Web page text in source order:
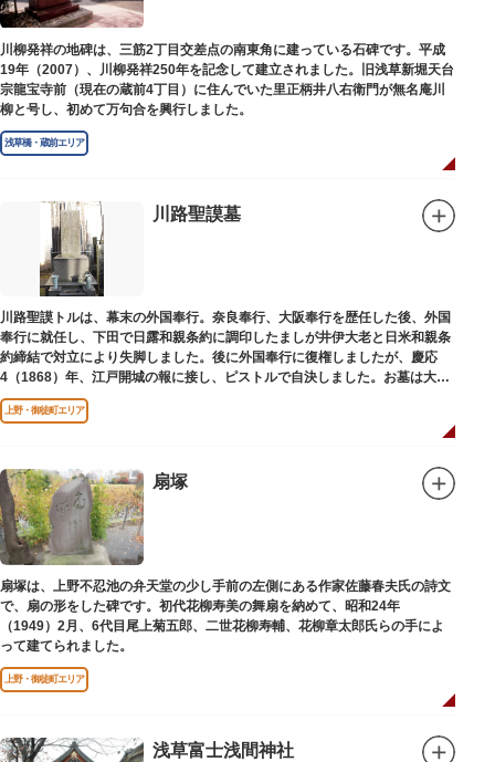
川柳発祥の地碑は、三筋2丁目交差点の南東角に建っている石碑です。平成
19年（2007）、川柳発祥250年を記念して建立されました。旧浅草新堀天台
宗龍宝寺前（現在の蔵前4丁目）に住んでいた里正柄井八右衛門が無名庵川
柳と号し、初めて万句合を興行しました。
浅草橋・蔵前エリア
川路聖謨墓
川路聖謨トルは、幕末の外国奉行。奈良奉行、大阪奉行を歴任した後、外国
奉行に就任し、下田で日露和親条約に調印したましが井伊大老と日米和親条
約締結で対立により失脚しました。後に外国奉行に復権しましたが、慶応
4（1868）年、江戸開城の報に接し、ピストルで自決しました。お墓は大正
寺（たいしょうじ）にあります。
上野・御徒町エリア
扇塚
扇塚は、上野不忍池の弁天堂の少し手前の左側にある作家佐藤春夫氏の詩文
で、扇の形をした碑です。初代花柳寿美の舞扇を納めて、昭和24年
（1949）2月、6代目尾上菊五郎、二世花柳寿輔、花柳章太郎氏らの手によ
って建てられました。
上野・御徒町エリア
浅草富士浅間神社